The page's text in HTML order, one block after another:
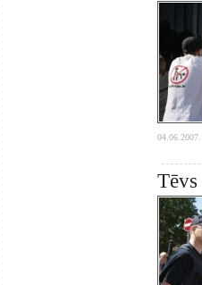
04.06.2007.